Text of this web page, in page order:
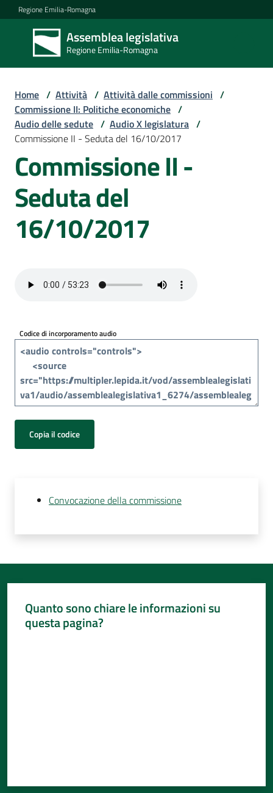
Vai al contenuto
Vai alla navigazione
Vai al footer
Regione Emilia-Romagna
Assemblea legislativa
Regione Emilia-Romagna
Assemblea
legislativa
Regione Emilia-
Assemblea
Attività
Argomenti
Per
cittadini
Home / Attività / Attività dalle commissioni /
Commissione II: Politiche economiche /
Audio delle sedute / Audio X legislatura /
Commissione II - Seduta del 16/10/2017
Commissione II -
Seduta del
16/10/2017
Codice di incorporamento audio
Copia il codice
Convocazione della commissione
Quanto sono chiare le informazioni su
questa pagina?